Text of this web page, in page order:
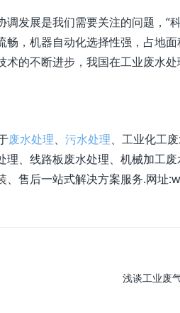
展是我们需要关注的问题，“
，机器自动化选择性强，占地
的不断进步，我国在工业废水
废水处理、 污水处理、工业化工
、线路板废水处理、机械加工
、售后一站式解决方案服务.网
浅谈工业废